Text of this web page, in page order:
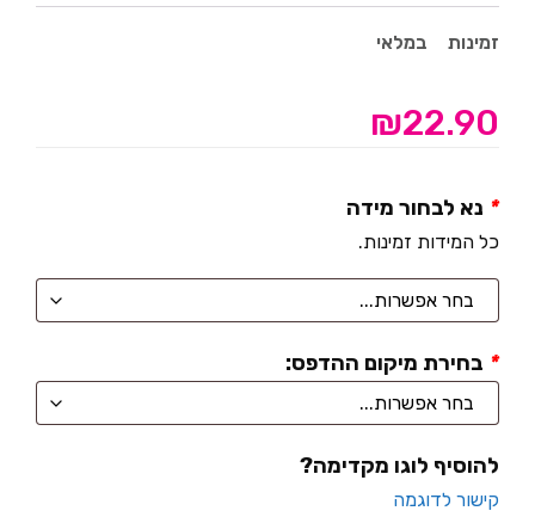
זמינות במלאי
₪22.90
נא לבחור מידה *
כל המידות זמינות.
בחירת מיקום ההדפס: *
להוסיף לוגו מקדימה?
קישור לדוגמה